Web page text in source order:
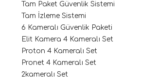
Tam Paket Güvenlik Sistemi
Tam İzleme Sistemi
6 Kameralı Güvenlik Paketi
Elit Kamera 4 Kameralı Set
Proton 4 Kameralı Set
Pronet 4 Kameralı Set
2kameralı Set